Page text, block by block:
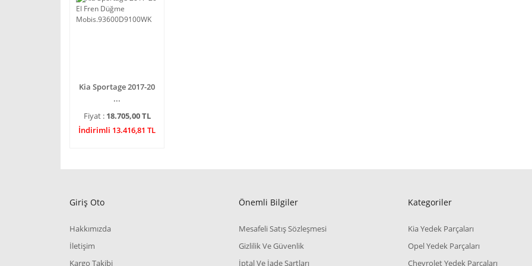
Kia Sportage 2017-20
...
Fiyat : 18.705,00 TL
İndirimli 13.416,81 TL
Giriş Oto
Hakkımızda
İletişim
Kargo Takibi
Önemli Bilgiler
Mesafeli Satış Sözleşmesi
Gizlilik Ve Güvenlik
İptal Ve İade Şartları
Kategoriler
Kia Yedek Parçaları
Opel Yedek Parçaları
Chevrolet Yedek Parçaları